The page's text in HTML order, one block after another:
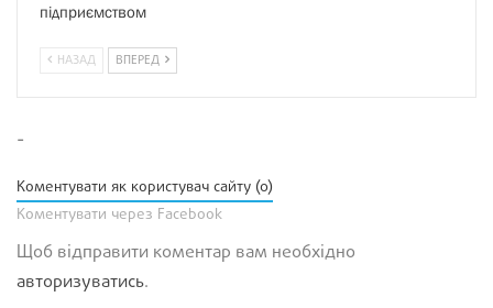
підприємством
НАЗАД ВПЕРЕД
-
Коментувати як користувач сайту (0)
Коментувати через Facebook
Щоб відправити коментар вам необхідно
авторизуватись.